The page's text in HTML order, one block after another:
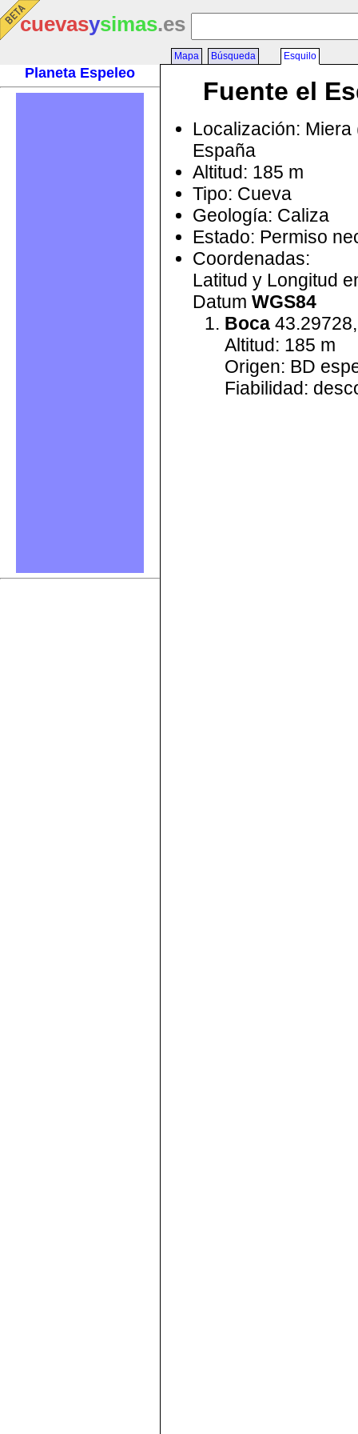
cuevasysimas.es
Planeta Espeleo
Mapa Búsqueda Esquilo
Fuente el
Localización: Miera
España
Altitud: 185 m
Tipo: Cueva
Geología: Caliza
Estado: Permiso
Coordenadas:
Latitud y Longitud
Datum WGS84
Boca
Altitud: 185 m
Origen: BD
Fiabilidad: